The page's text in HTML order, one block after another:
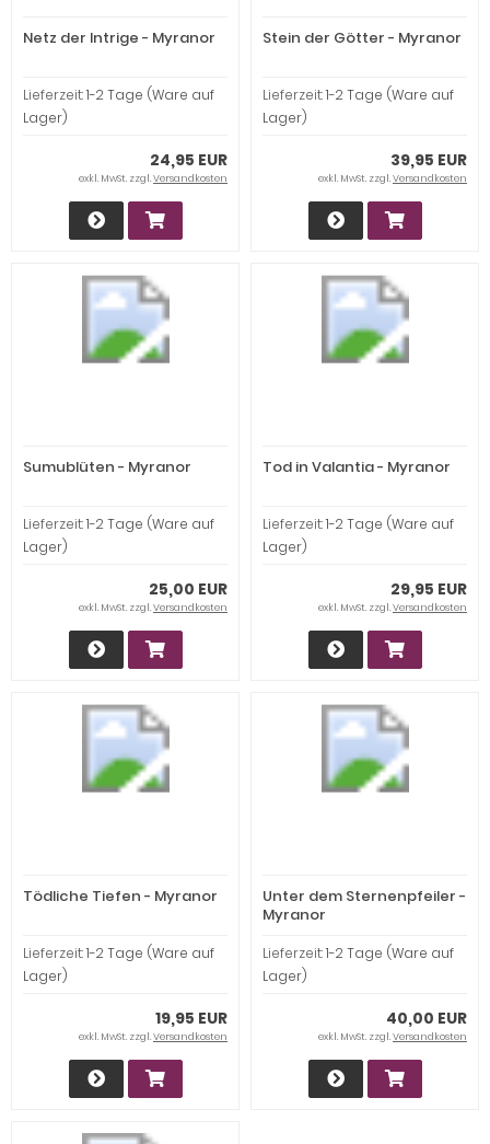
Netz der Intrige - Myranor
Lieferzeit:1-2 Tage (Ware auf
Lager)
24,95 EUR
exkl. MwSt. zzgl.Versandkosten
Stein der Götter - Myranor
Lieferzeit:1-2 Tage (Ware auf
Lager)
39,95 EUR
exkl. MwSt. zzgl.Versandkosten
Sumublüten - Myranor
Lieferzeit:1-2 Tage (Ware auf
Lager)
25,00 EUR
exkl. MwSt. zzgl.Versandkosten
Tod in Valantia - Myranor
Lieferzeit:1-2 Tage (Ware auf
Lager)
29,95 EUR
exkl. MwSt. zzgl.Versandkosten
Tödliche Tiefen - Myranor
Lieferzeit:1-2 Tage (Ware auf
Lager)
19,95 EUR
exkl. MwSt. zzgl.Versandkosten
Unter dem Sternenpfeiler -
Myranor
Lieferzeit:1-2 Tage (Ware auf
Lager)
40,00 EUR
exkl. MwSt. zzgl.Versandkosten